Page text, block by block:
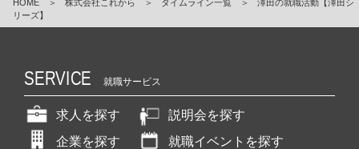
HOME ＞ 株式会社これから ＞ タイムライン一覧 ＞
澤田の就職活動【澤田シ
リーズ】
SERVICE 就職サービス
求人を探す
説明会を探す
企業を探す
就職イベントを探す